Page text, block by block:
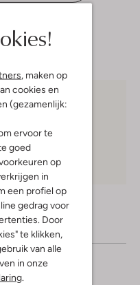
, maken op
cookies en
(gezamenlijk:
ervoor te
goed
op
in
een profiel op
gedrag voor
Door
te klikken,
van alle
in onze
dagen*